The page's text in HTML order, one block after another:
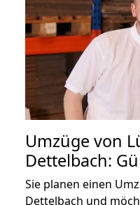
Umzüge von
Dettelbach:
Sie planen einen
Dettelbach und